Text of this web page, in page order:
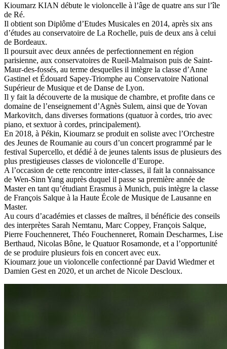
Kioumarz KIAN débute le violoncelle à l’âge de quatre ans sur l’île
de Ré.
Il obtient son Diplôme d’Etudes Musicales en 2014, après six ans
d’études au conservatoire de La Rochelle, puis de deux ans à celui
de Bordeaux.
Il poursuit avec deux années de perfectionnement en région
parisienne, aux conservatoires de Rueil-Malmaison puis de Saint-
Maur-des-fossés, au terme desquelles il intègre la classe d’Anne
Gastinel et Édouard Sapey-Triomphe au Conservatoire National
Supérieur de Musique et de Danse de Lyon.
Il y fait la découverte de la musique de chambre, et profite dans ce
domaine de l’enseignement d’Agnès Sulem, ainsi que de Yovan
Markovitch, dans diverses formations (quatuor à cordes, trio avec
piano, et sextuor à cordes, principalement).
En 2018, à Pékin, Kioumarz se produit en soliste avec l’Orchestre
des Jeunes de Roumanie au cours d’un concert programmé par le
festival Supercello, et dédié à de jeunes talents issus de plusieurs des
plus prestigieuses classes de violoncelle d’Europe.
A l’occasion de cette rencontre inter-classes, il fait la connaissance
de Wen-Sinn Yang auprès duquel il passe sa première année de
Master en tant qu’étudiant Erasmus à Munich, puis intègre la classe
de François Salque à la Haute École de Musique de Lausanne en
Master.
Au cours d’académies et classes de maîtres, il bénéficie des conseils
des interprètes Sarah Nemtanu, Marc Coppey, François Salque,
Pierre Fouchenneret, Théo Fouchenneret, Romain Descharmes, Lise
Berthaud, Nicolas Bône, le Quatuor Rosamonde, et a l’opportunité
de se produire plusieurs fois en concert avec eux.
Kioumarz joue un violoncelle confectionné par David Wiedmer et
Damien Gest en 2020, et un archet de Nicole Descloux.